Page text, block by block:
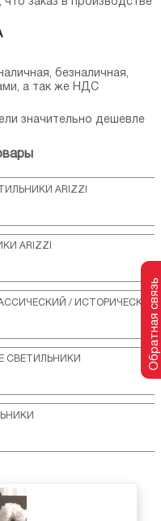
безналичная,
а так же НДС
значительно дешевле
ARIZZI
ARIZZI
/ ИСТОРИЧЕСКИЙ
СВЕТИЛЬНИКИ Обратная связь